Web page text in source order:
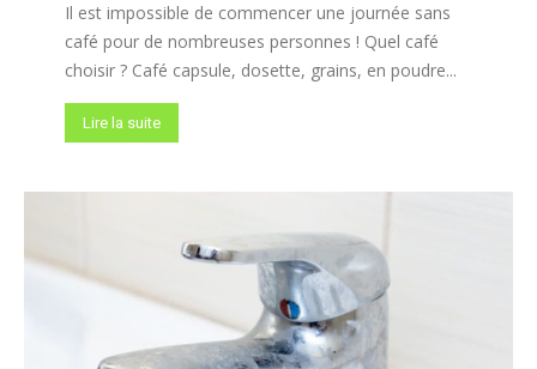
Il est impossible de commencer une journée sans
café pour de nombreuses personnes ! Quel café
choisir ? Café capsule, dosette, grains, en poudre...
Lire la suite